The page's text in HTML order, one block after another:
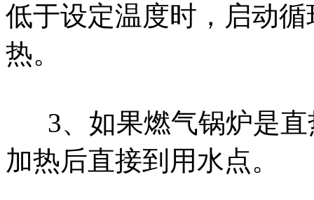
低于设定温度时，启动
热。
3、如果燃气锅炉是
加热后直接到用水点。